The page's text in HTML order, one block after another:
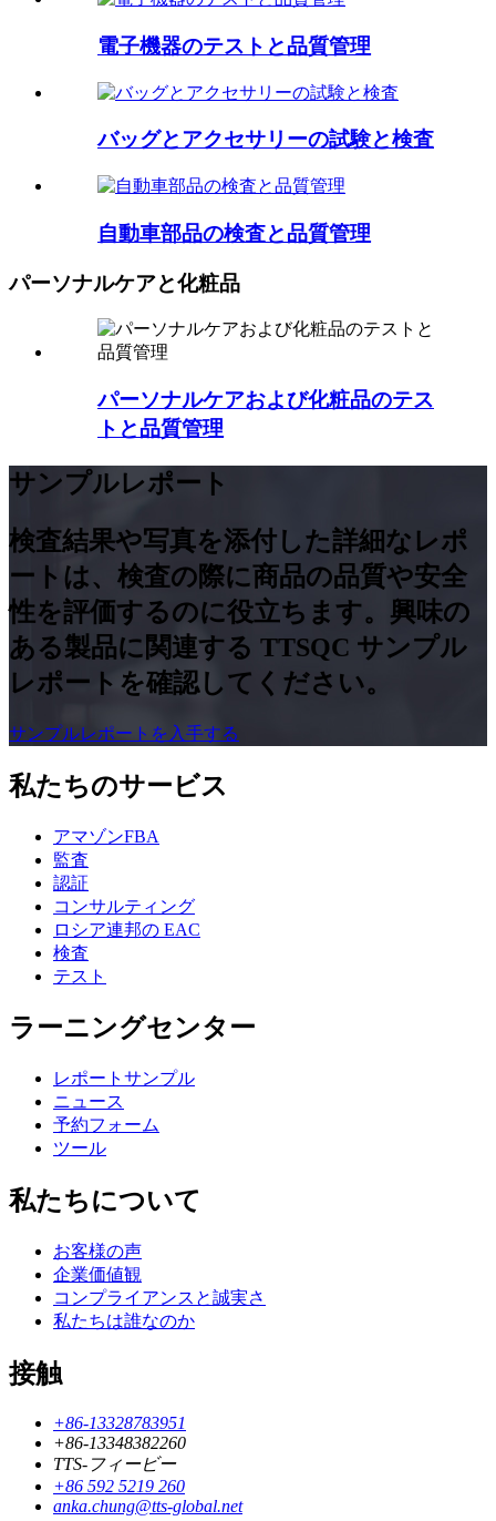
電子機器のテストと品質管理
バッグとアクセサリーの試験と検査
自動車部品の検査と品質管理
パーソナルケアと化粧品
パーソナルケアおよび化粧品のテス
トと品質管理
サンプルレポート
検査結果や写真を添付し​​た詳細なレポ
ートは、検査の際に商品の品質や安全
性を評価するのに役立ちます。興味の
ある製品に関連する TTSQC サンプル
レポートを確認してください。
サンプルレポートを入手する
私たちのサービス
アマゾンFBA
監査
認証
コンサルティング
ロシア連邦の EAC
検査
テスト
ラーニングセンター
レポートサンプル
ニュース
予約フォーム
ツール
私たちについて
お客様の声
企業価値観
コンプライアンスと誠実さ
私たちは誰なのか
接触
+86-13328783951
+86-13348382260
TTS-フィービー
+86 592 5219 260
anka.chung@tts-global.net